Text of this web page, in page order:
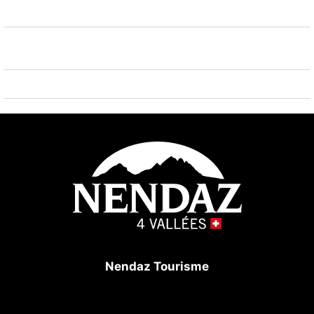
sont facilement accessibles: 4 Vallées 100 m. Région
Nendaz Tourisme